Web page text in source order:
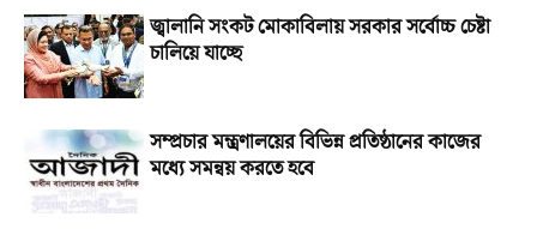
জ্বালানি সংকট মোকাবিলায় সরকার সর্বোচ্চ চেষ্টা
চালিয়ে যাচ্ছে
সম্প্রচার মন্ত্রণালয়ের বিভিন্ন প্রতিষ্ঠানের কাজের
মধ্যে সমন্বয় করতে হবে